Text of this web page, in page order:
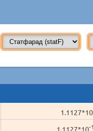
1.1127*10
1.1127*10-